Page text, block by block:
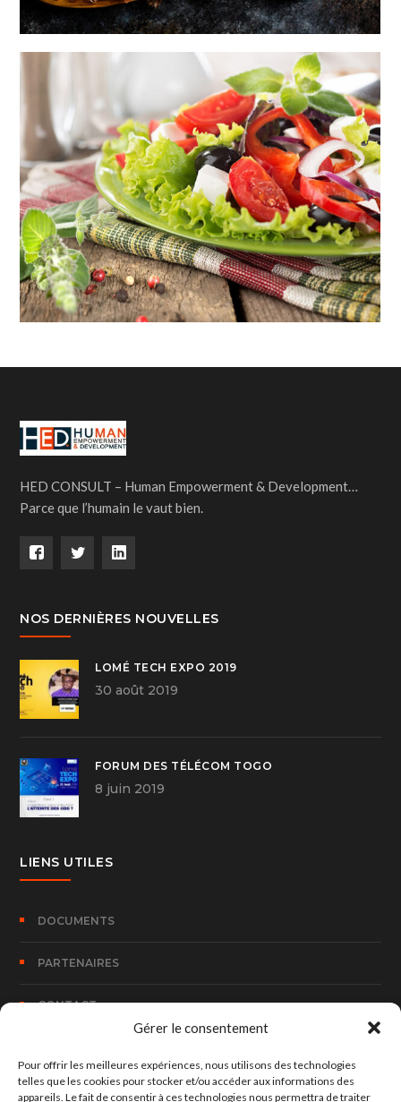
Gérer le consentement
Pour offrir les meilleures expériences, nous utilisons des technologies
telles que les cookies pour stocker et/ou accéder aux informations des
appareils. Le fait de consentir à ces technologies nous permettra de traiter
HED CONSULT – Human Empowerment & Development…
Parce que l’humain le vaut bien.
NOS DERNIÈRES NOUVELLES
LOMÉ TECH EXPO 2019
30 août 2019
FORUM DES TÉLÉCOM TOGO
8 juin 2019
LIENS UTILES
DOCUMENTS
PARTENAIRES
CONTACT
CONTACT